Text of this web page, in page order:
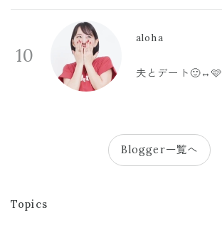
10
aloha
夫とデート🙂‍↔️🩷
Blogger一覧へ
Topics